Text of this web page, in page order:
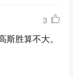
3
胜算不大。